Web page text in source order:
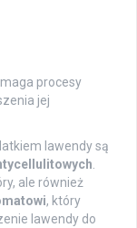
procesy
jej
lawendy są
ale również
, który
lawendy do